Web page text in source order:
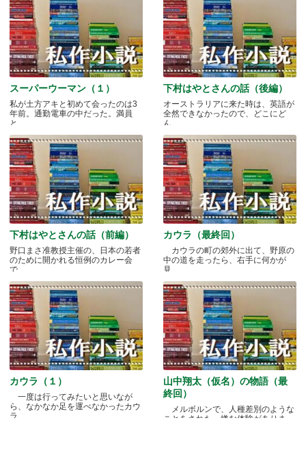
スーパーウーマン（１）
私が土方アキと初めて会ったのは3
年前。通勤電車の中だった。満員
と.....
下村はやとさんの話（後編）
オーストラリアに来た時は、英語が
全然できなかったので、どこにど
ん.....
下村はやとさんの話（前編）
野口まさ准教授主催の、日本の若者
のために開かれる恒例のカレー会
で.....
カウラ（最終回）
カウラの町の郊外に出て、野原の
中の道を走ったら、右手に何かが
見.....
カウラ（１）
一度は行ってみたいと思いなが
ら、なかなか足を運べなかったカウ
ラ.....
山中翔太（仮名）の物語（最
終回）
メルボルンで、人種差別のような
ことをされた、嫌な体験がありま